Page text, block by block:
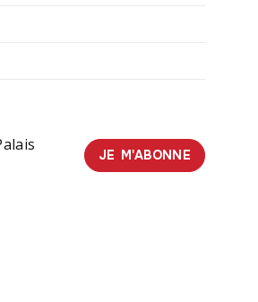
JE M'ABONNE